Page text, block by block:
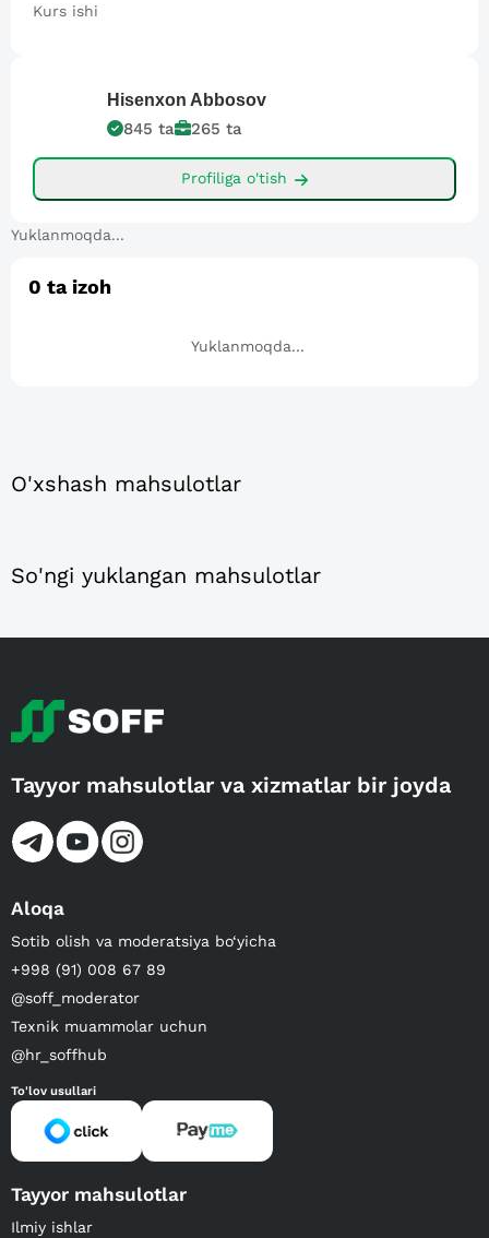
Kurs ishi
Hisenxon Abbosov
845 ta 265 ta
Profiliga o'tish
Yuklanmoqda...
0 ta izoh
Yuklanmoqda...
O'xshash mahsulotlar
So'ngi yuklangan mahsulotlar
Tayyor mahsulotlar va xizmatlar bir joyda
Aloqa
Sotib olish va moderatsiya bo‘yicha
+998 (91) 008 67 89
@soff_moderator
Texnik muammolar uchun
@hr_soffhub
To'lov usullari
Tayyor mahsulotlar
Ilmiy ishlar